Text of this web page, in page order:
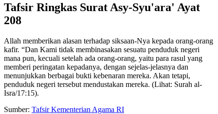
Tafsir Ringkas Surat Asy-Syu'ara' Ayat
208
Allah memberikan alasan terhadap siksaan-Nya kepada orang-orang
kafir. “Dan Kami tidak membinasakan sesuatu penduduk negeri
mana pun, kecuali setelah ada orang-orang, yaitu para rasul yang
memberi peringatan kepadanya, dengan sejelas-jelasnya dan
menunjukkan berbagai bukti kebenaran mereka. Akan tetapi,
penduduk negeri tersebut mendustakan mereka. (Lihat: Surah al-
Isra/17:15).
Sumber: Tafsir Kementerian Agama RI